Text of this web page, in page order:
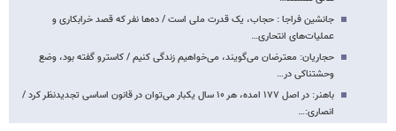
جانشین فراجا : حجاب، یک قدرت ملی است / ده‌ها نفر که قصد خرابکاری و
عملیات‌های انتحاری…
حجاریان: معترضان می‌گویند، می‌خواهیم زندگی کنیم / کاسترو گفته بود، وضع
وحشتناکی در…
باهنر: در اصل ۱۷۷ امده، هر ۱۰ سال یکبار می‌توان در قانون اساسی تجدیدنظر کرد /
انصاری:…